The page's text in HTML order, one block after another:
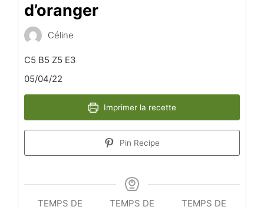
d’oranger
Céline
C5 B5 Z5 E3
05/04/22
Imprimer la recette
Pin Recipe
TEMPS DE
TEMPS DE
TEMPS DE